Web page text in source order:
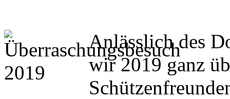
Anlässlich des
wir 2019 ganz